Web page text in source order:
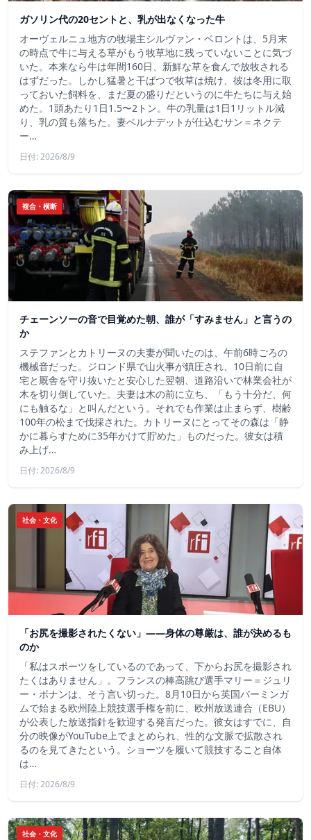
ガソリン代の20セントと、乳が出なくなった牛
オーヴェルニュ地方の牧場主シルヴァン・ベロントは、5月末
の時点で牛に与える草がもう牧草地に残っていないことに気づ
いた。本来なら牛は年間160日、新鮮な草を食んで放牧される
はずだった。しかし猛暑と干ばつで牧草は焼け、彼は冬用に取
っておいた飼料を、まだ夏の盛りだというのに牛たちに与え始
めた。1頭あたり1日1.5〜2トン。牛の乳量は1日1リットル減
り、乳の質も落ちた。妻ベルナデットが仕込むサン＝ネクテ
ー…
日付: 2026/8/9
複合・横断
チェーンソーの音で目覚めた朝、誰が「すみません」と言うの
か
ステファンとカトリーヌの夫妻が聞いたのは、午前6時ごろの
機械音だった。ジロンド県で山火事が鎮圧され、10日前に自
宅と厩舎を守り抜いたと安心した翌朝、道路沿いで林業会社が
木を切り倒していた。夫妻は木の前に立ち、「もう十分だ、何
にも触るな」と叫んだという。それでも作業は止まらず、樹齢
100年の松まで伐採された。カトリーヌにとってその森は「静
かに暮らすために35年かけて貯めた」ものだった。彼女は積
み上げ…
日付: 2026/8/9
社会・文化
「お尻を撮影されたくない」――身体の尊厳は、誰が決めるも
のか
「私はスポーツをしているのであって、下からお尻を撮影され
たくはありません」。フランスの棒高跳び選手マリー＝ジュリ
ー・ボナンは、そう言い切った。8月10日から英国バーミンガ
ムで始まる欧州陸上競技選手権を前に、欧州放送連合（EBU）
が公表した放送指針を歓迎する発言だった。彼女はすでに、自
分の映像がYouTube上でまとめられ、性的な文脈で拡散され
るのを見てきたという。ショーツを履いて競技すること自体
は…
日付: 2026/8/9
社会・文化